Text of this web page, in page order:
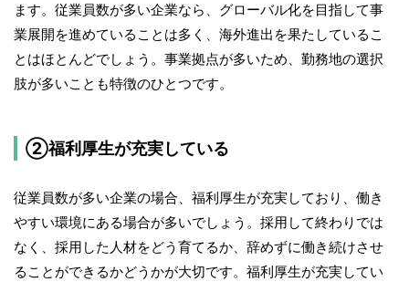
ます。従業員数が多い企業なら、グローバル化を目指して事
業展開を進めていることは多く、海外進出を果たしているこ
とはほとんどでしょう。事業拠点が多いため、勤務地の選択
肢が多いことも特徴のひとつです。
②福利厚生が充実している
従業員数が多い企業の場合、福利厚生が充実しており、働き
やすい環境にある場合が多いでしょう。採用して終わりでは
なく、採用した人材をどう育てるか、辞めずに働き続けさせ
ることができるかどうかが大切です。福利厚生が充実してい